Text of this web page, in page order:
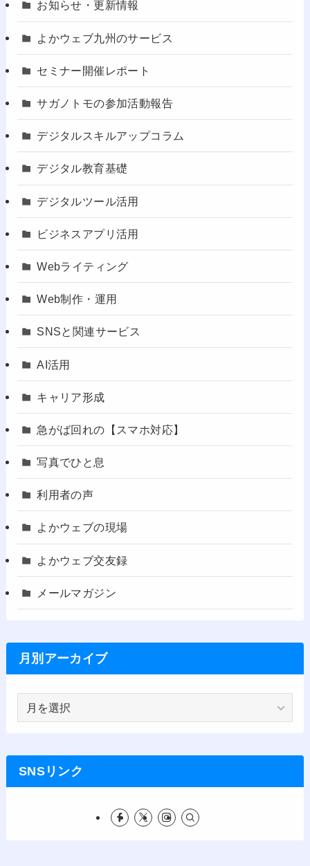
お知らせ・更新情報
よかウェブ九州のサービス
セミナー開催レポート
サガノトモの参加活動報告
デジタルスキルアップコラム
デジタル教育基礎
デジタルツール活用
ビジネスアプリ活用
Webライティング
Web制作・運用
SNSと関連サービス
AI活用
キャリア形成
急がば回れの【スマホ対応】
写真でひと息
利用者の声
よかウェブの現場
よかウェブ交友録
メールマガジン
月別アーカイブ
ー
カ
イ
SNSリンク